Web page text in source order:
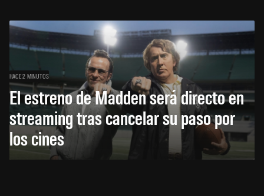
HACE 2 MINUTOS
El estreno de Madden será directo en
streaming tras cancelar su paso por
los cines